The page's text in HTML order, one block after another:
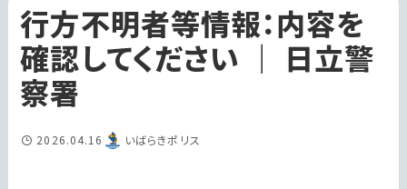
行方不明者等情報：内容を
確認してください ｜ 日立警
察署
2026.04.16 いばらきポリス